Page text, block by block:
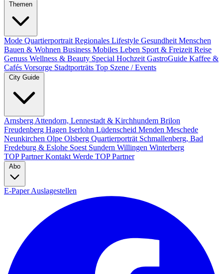
Themen
Mode Quartierportrait Regionales Lifestyle Gesundheit Menschen
Bauen & Wohnen Business Mobiles Leben Sport & Freizeit Reise
Genuss Wellness & Beauty Special Hochzeit GastroGuide Kaffee &
Cafés Vorsorge Stadtporträts Top Szene / Events
City Guide
Arnsberg Attendorn, Lennestadt & Kirchhundem Brilon
Freudenberg Hagen Iserlohn Lüdenscheid Menden Meschede
Neunkirchen Olpe Olsberg Quartierporträt Schmallenberg, Bad
Fredeburg & Eslohe Soest Sundern Willingen Winterberg
TOP PartnerKontakt Werde TOP Partner
Abo
E-PaperAuslagestellen